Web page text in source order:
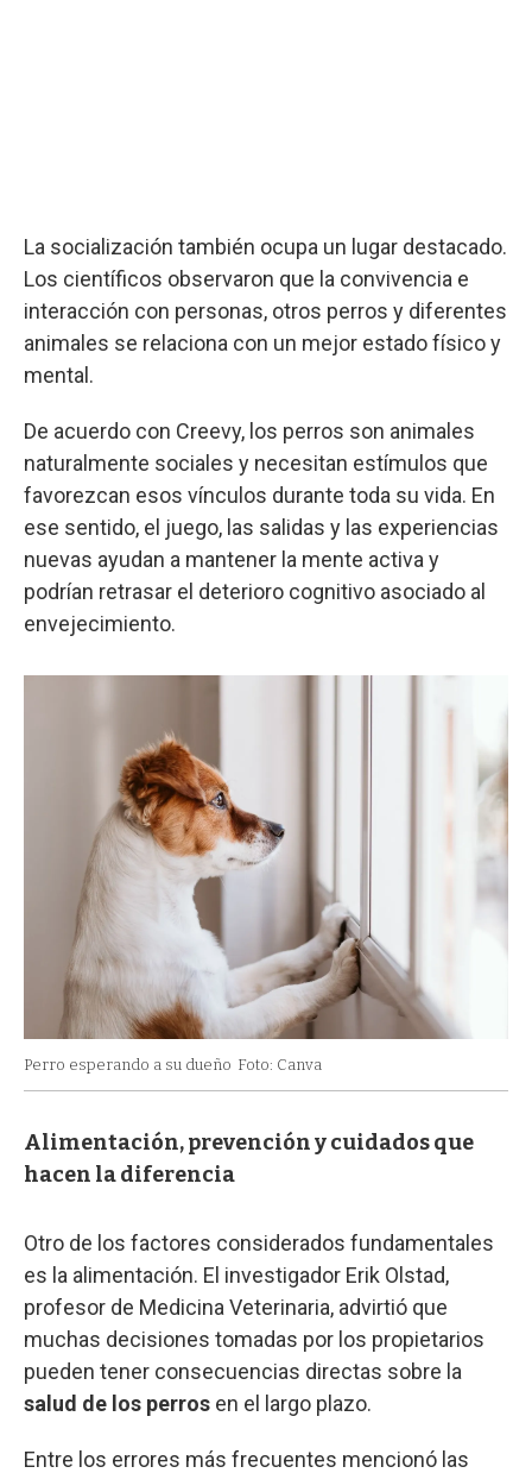
La socialización también ocupa un lugar destacado.
Los científicos observaron que la convivencia e
interacción con personas, otros perros y diferentes
animales se relaciona con un mejor estado físico y
mental.
De acuerdo con Creevy, los perros son animales
naturalmente sociales y necesitan estímulos que
favorezcan esos vínculos durante toda su vida. En
ese sentido, el juego, las salidas y las experiencias
nuevas ayudan a mantener la mente activa y
podrían retrasar el deterioro cognitivo asociado al
envejecimiento.
Perro esperando a su dueño Foto: Canva
Alimentación, prevención y cuidados que
hacen la diferencia
Otro de los factores considerados fundamentales
es la alimentación. El investigador Erik Olstad,
profesor de Medicina Veterinaria, advirtió que
muchas decisiones tomadas por los propietarios
pueden tener consecuencias directas sobre la
salud de los perros en el largo plazo.
Entre los errores más frecuentes mencionó las